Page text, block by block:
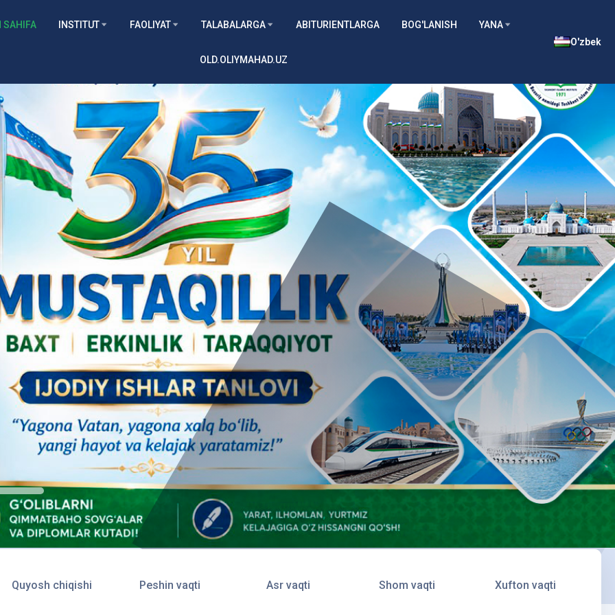
SAHIFA INSTITUT FAOLIYAT TALABALARGA ABITURIENTLARGA BOG'LANISH YANA
OLD.OLIYMAHAD.UZ
O'zbek
Quyosh chiqishi Peshin vaqti Asr vaqti Shom vaqti Xufton vaqti